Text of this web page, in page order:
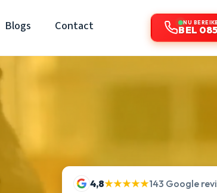
Blogs Contact NU
BEL
4,8★★★★★143 Google